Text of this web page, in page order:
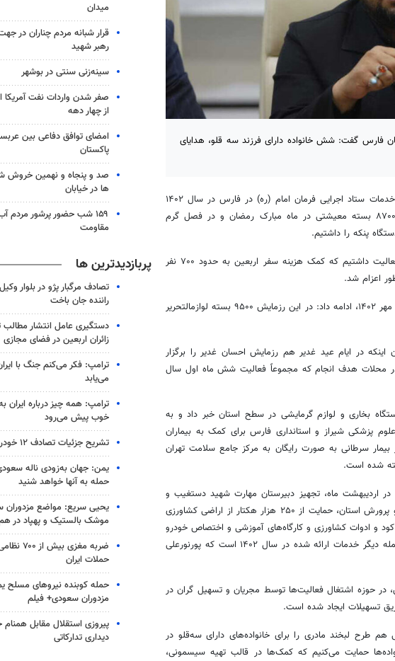
فارس گفت: شش خانواده دارای فرزند سه قلو، هدایای
، حسین پورنورعلی با اشاره به خدمات ستاد اجرایی فرمان امام (ره) در فارس در سال ۱۴۰۲
اظهار داشت: از ابتدای سال با رزمایش همدلی توزیع ۸۷۰۰ بسته معیشتی در ماه مبارک رمضان و در فصل گرم
وی تصریح کرد: در اربعین سال جاری نیز در دو قالب فعالیت داشتیم که کمک هزینه سفر اربعین به حدود ۷۰۰ نفر
اعزام شد.
پورنورعلی با اشاره به رزمایش مشق احسان در شهریور و مهر ۱۴۰۲، ادامه داد: در این رزمایش ۹۵۰۰ بسته لوازمالتحریر
در ایام عید غدیر هم رزمایش احسان غدیر را برگزار
در محلات هدف انجام که مجموعاً فعالیت شش ماه اول سال
از اجرای رزمایش دلگرمی با توزیع ۳۲۰ دستگاه بخاری و لوازم گرمایشی در سطح استان خبر داد و به
پزشکی شیراز و استانداری فارس برای کمک به بیماران
بیمار سرطانی به صورت رایگان به مرکز جامع سلامت تهران
شده است.
در اردیبهشت ماه، تجهیز دبیرستان مهارت شهید دستغیب و
کارگاه مهارت طی تفاهم‌نامه میان ما و اداره‌کل آموزش و پرورش استان، حمایت از ۲۵۰ هزار هکتار از اراضی کشاورزی
و کود و ادوات کشاورزی و کارگاه‌های آموزشی و اختصاص خودرو
جهت سرکشی کارشناسان و به کارگیری کارشناسان، از جمله دیگر خدمات ارائه شده در سال ۱۴۰۲ است که پورنورعلی
در حوزه اشتغال فعالیت‌ها توسط مجریان و تسهیل گران در
طرح لبخند مادری را برای خانواده‌های دارای سه‌قلو در
حمایت می‌کنیم که کمک‌ها در قالب تهیه سیسمونی،
میدان
قرار شبانه مردم چناران در
رهبر شهید
سینه‌زنی سنتی در بوشهر
صفر شدن واردات نفت
از چهار دهه
امضای توافق دفاعی بین
پاکستان
صد و پنجاه و نهمین خروش
ها در خیابان
۱۵۹ شب حضور پرشور مردم
مقاومت
پربازدیدترین ها
تصادف مرگبار پژو در بلوار
راننده جان باخت
دستگیری عامل انتشار مطالب
زائران اربعین در فضای مجازی
ترامپ: فکر می‌کنم جنگ با
می‌یابد
ترامپ: همه چیز درباره ایران
خوب پیش می‌رود
تشریح جزئیات تصادف ۱۲ خودرو با ۱۹ مصدوم
یمن: جهان به‌زودی ناله
حمله به آنها خواهد شنید
یحیی سریع: مواضع مزدوران
موشک بالستیک و پهپاد در
ضربه مغزی
حملات ایران
حمله کوبنده نیروهای مسلح
مزدوران سعودی+ فیلم
پیروزی استقلال مقابل همنام
دیداری تدارکاتی